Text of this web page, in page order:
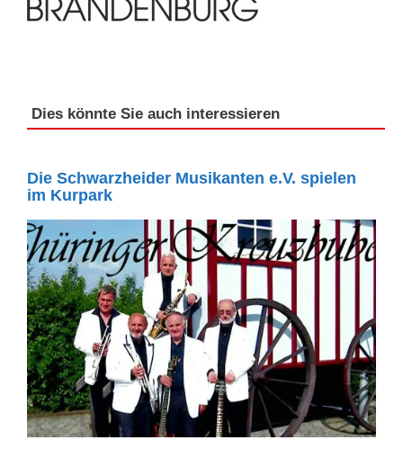
Dies könnte Sie auch interessieren
Die Schwarzheider Musikanten e.V. spielen
im Kurpark